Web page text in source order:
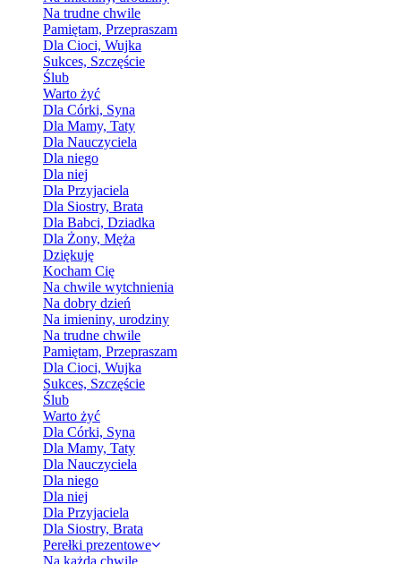
Na trudne chwile
Pamiętam, Przepraszam
Dla Cioci, Wujka
Sukces, Szczęście
Ślub
Warto żyć
Dla Córki, Syna
Dla Mamy, Taty
Dla Nauczyciela
Dla niego
Dla niej
Dla Przyjaciela
Dla Siostry, Brata
Dla Babci, Dziadka
Dla Żony, Męża
Dziękuję
Kocham Cię
Na chwile wytchnienia
Na dobry dzień
Na imieniny, urodziny
Na trudne chwile
Pamiętam, Przepraszam
Dla Cioci, Wujka
Sukces, Szczęście
Ślub
Warto żyć
Dla Córki, Syna
Dla Mamy, Taty
Dla Nauczyciela
Dla niego
Dla niej
Dla Przyjaciela
Dla Siostry, Brata
Perełki prezentowe
Na każdą chwilę